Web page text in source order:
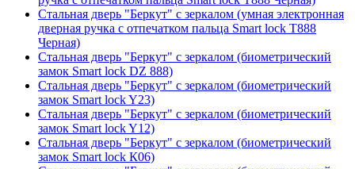
Стальная дверь "Беркут" с зеркалом (умная электронная
дверная ручка с отпечатком пальца Smart lock T888
Черная)
Стальная дверь "Беркут" с зеркалом (биометрический
замок Smart lock DZ 888)
Стальная дверь "Беркут" с зеркалом (биометрический
замок Smart lock Y23)
Стальная дверь "Беркут" с зеркалом (биометрический
замок Smart lock Y12)
Стальная дверь "Беркут" с зеркалом (биометрический
замок Smart lock К06)